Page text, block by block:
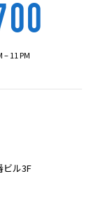
11 PM
ビル3F